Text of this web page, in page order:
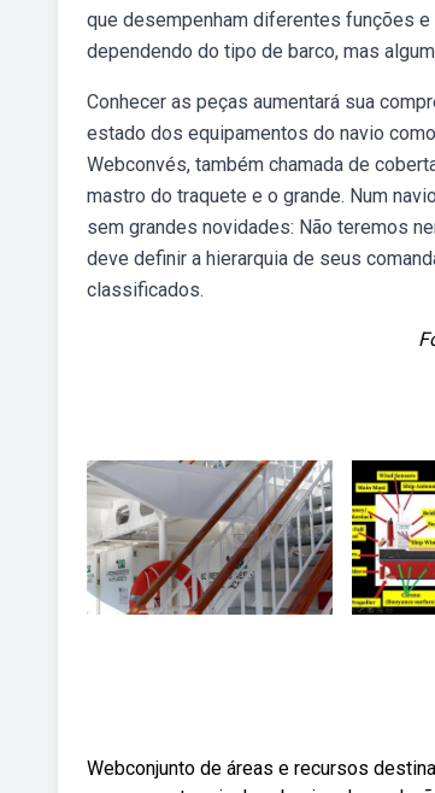
que desempenham diferentes funções
dependendo do tipo de barco, mas
Conhecer as peças aumentará sua
estado dos equipamentos do navio
Webconvés, também chamada de
mastro do traquete e o grande. Num
sem grandes novidades: Não teremos
deve definir a hierarquia de seus
classificados.
Webconjunto de áreas e recursos